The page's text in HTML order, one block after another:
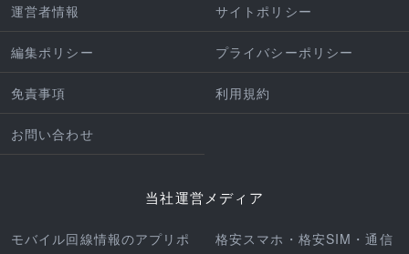
運営者情報 サイトポリシー
編集ポリシー プライバシーポリシー
免責事項 利用規約
お問い合わせ
当社運営メディア
モバイル回線情報のアプリポ 格安スマホ・格安SIM・通信